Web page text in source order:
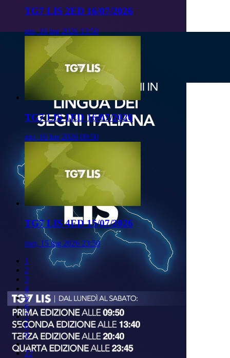
TG7 LIS 2ED 16/07/2026
gio, 16 lug 2026 13:50
TG7 LIS 1ED 16/07/2026
gio, 16 lug 2026 09:50
TG7 LIS 4ED 15/07/2026
mer, 15 lug 2026 23:50
1
2
3
4
5
6
7
8
9
..
22